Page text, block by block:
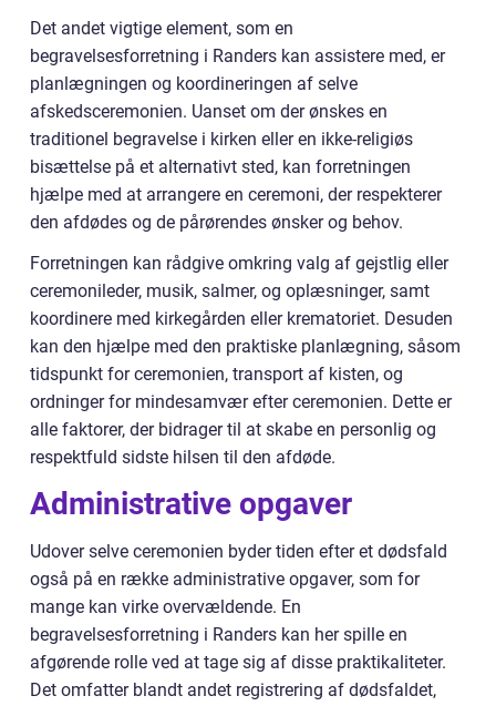
Det andet vigtige element, som en
begravelsesforretning i Randers kan assistere med, er
planlægningen og koordineringen af selve
afskedsceremonien. Uanset om der ønskes en
traditionel begravelse i kirken eller en ikke-religiøs
bisættelse på et alternativt sted, kan forretningen
hjælpe med at arrangere en ceremoni, der respekterer
den afdødes og de pårørendes ønsker og behov.
Forretningen kan rådgive omkring valg af gejstlig eller
ceremonileder, musik, salmer, og oplæsninger, samt
koordinere med kirkegården eller krematoriet. Desuden
kan den hjælpe med den praktiske planlægning, såsom
tidspunkt for ceremonien, transport af kisten, og
ordninger for mindesamvær efter ceremonien. Dette er
alle faktorer, der bidrager til at skabe en personlig og
respektfuld sidste hilsen til den afdøde.
Administrative opgaver
Udover selve ceremonien byder tiden efter et dødsfald
også på en række administrative opgaver, som for
mange kan virke overvældende. En
begravelsesforretning i Randers kan her spille en
afgørende rolle ved at tage sig af disse praktikaliteter.
Det omfatter blandt andet registrering af dødsfaldet,